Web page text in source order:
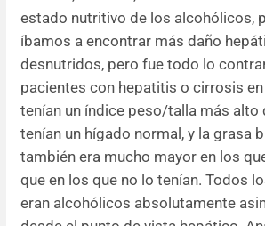
Noticias
estado nutritivo de los alcohólicos,
íbamos a encontrar más daño
desnutridos, pero fue todo lo
pacientes con hepatitis o cirrosis
tenían un índice peso/talla más alto
tenían un hígado normal, y la grasa
también era mucho mayor en los
que en los que no lo tenían. Todos
eran alcohólicos absolutamente